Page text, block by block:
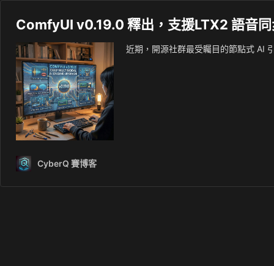
ComfyUI v0.19.0 釋出，支援LTX2 語音
近期，開源社群最受矚目的節點式
CyberQ 賽博客